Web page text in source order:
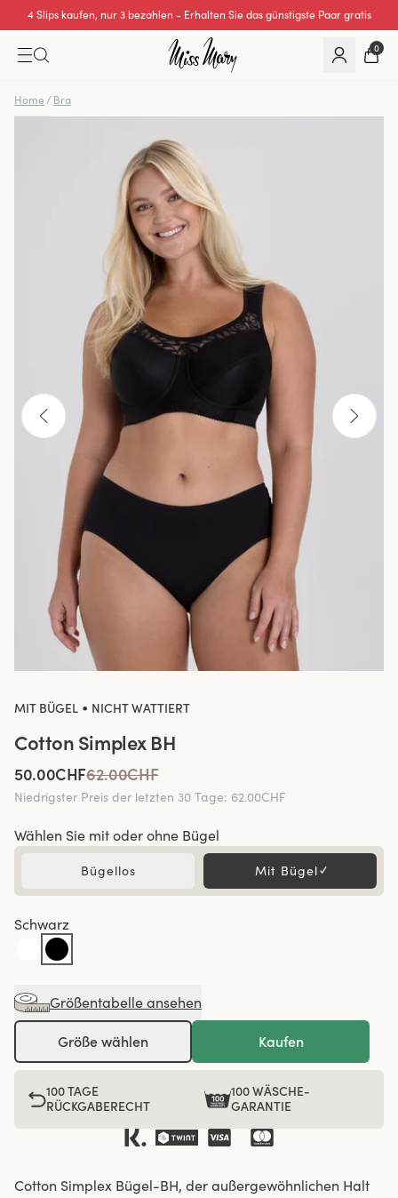
4 Slips kaufen, nur 3 bezahlen - Erhalten Sie das günstigste Paar gratis
0
Home / Bra
MIT BÜGEL • NICHT WATTIERT
Cotton Simplex BH
50.00CHF62.00CHF
Niedrigster Preis der letzten 30 Tage: 62.00CHF
Wählen Sie mit oder ohne Bügel
Bügellos Mit Bügel✓
Schwarz
Größentabelle ansehen
Größe wählen Kaufen
100 TAGE
RÜCKGABERECHT
100 WÄSCHE-
GARANTIE
Cotton Simplex Bügel-BH, der außergewöhnlichen Halt